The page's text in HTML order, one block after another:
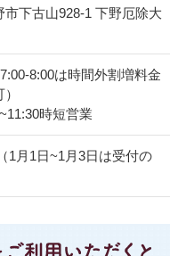
市下古山928-1 下野厄除大
8:00は時間外割増料金
時短営業
1月1日~1月3日は受付の